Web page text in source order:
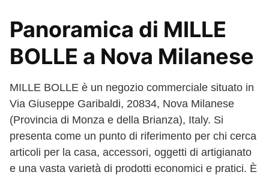
Panoramica di MILLE
BOLLE a Nova Milanese
MILLE BOLLE è un negozio commerciale situato in
Via Giuseppe Garibaldi, 20834, Nova Milanese
(Provincia di Monza e della Brianza), Italy. Si
presenta come un punto di riferimento per chi cerca
articoli per la casa, accessori, oggetti di artigianato
e una vasta varietà di prodotti economici e pratici. È